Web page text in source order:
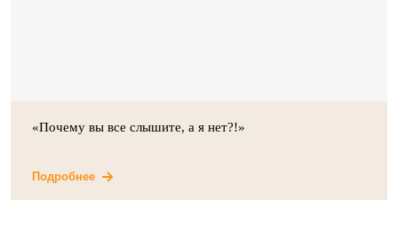
«Почему вы все слышите, а я нет?!»
Подробнее